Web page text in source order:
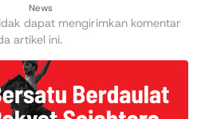
News
dapat mengirimkan komentar
artikel ini.